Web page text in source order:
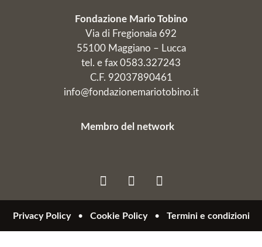
Fondazione Mario Tobino
Via di Fregionaia 692
55100 Maggiano – Lucca
tel. e fax 0583.327243
C.F. 92037890461
info@fondazionemariotobino.it
Membro del network
Privacy Policy• Cookie Policy• Termini e condizioni